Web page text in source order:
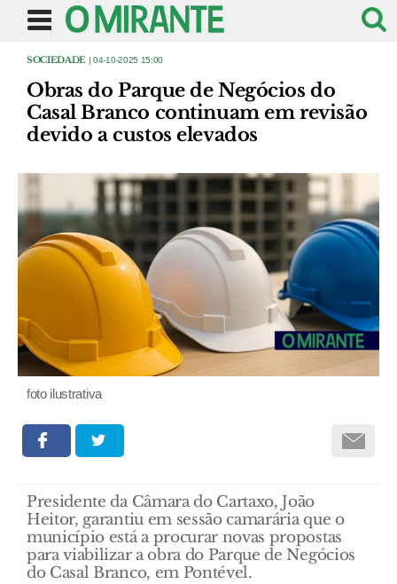
SOCIEDADE | 04-10-2025 15:00
Obras do Parque de Negócios do
Casal Branco continuam em revisão
devido a custos elevados
foto ilustrativa
Presidente da Câmara do Cartaxo, João
Heitor, garantiu em sessão camarária que o
município está a procurar novas propostas
para viabilizar a obra do Parque de Negócios
do Casal Branco, em Pontével.